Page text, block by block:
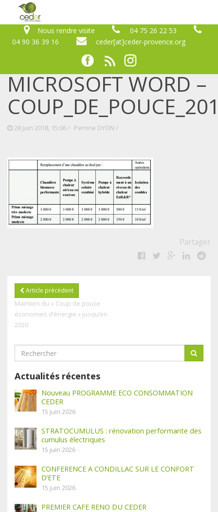
Nous rendre visite
04 75 26 22 53
04 90 36 39 16
ceder[at]ceder-provence.org
MICROSOFT WORD –
28 Juin 2018, 15:06 / Perrine DYON /
Partager
Article précédent
Maintien du « Coup de pouce
économies d’énergie » jusqu’en
2020
Actualités récentes
Nouveau PROGRAMME ECO CONSOMMATION
CEDER
15 juin 2026
STRATOCUMULUS : rénovation performante des
cumulus électriques
15 juin 2026
CONFERENCE A CONDILLAC SUR LE CONFORT
D’ETE
15 juin 2026
PREMIER CAFE RENO DU CEDER